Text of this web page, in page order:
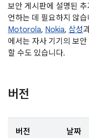
보안 게시판에 설명된
언하는 데 필요하지 않습
Motorola, Nokia, 삼성
에서는 자사 기기의 보
할 수도 있습니다.
버전
버전 날짜